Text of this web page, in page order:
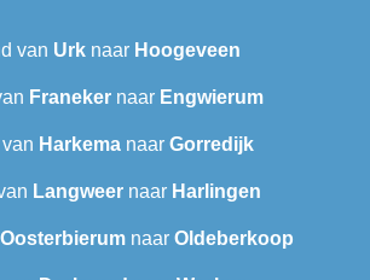
van Urknaar Hoogeveen
Franeker naar Engwierum
Harkema naar Gorredijk
Langweer‎naar Harlingen
Oosterbierumnaar Oldeberkoop